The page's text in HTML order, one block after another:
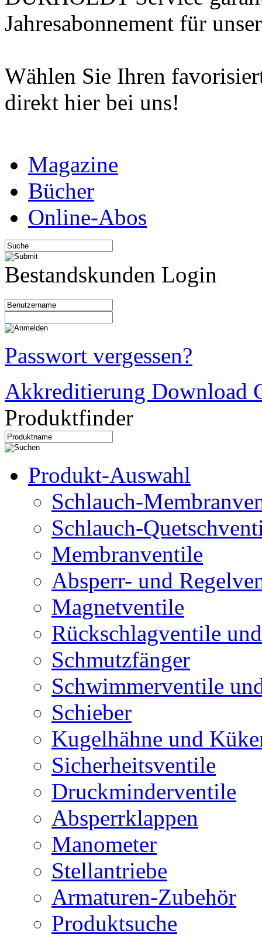
Jahresabonnement für
Wählen Sie Ihren
direkt hier bei uns!
Magazine
Bücher
Online-Abos
Bestandskunden Login
Passwort vergessen?
Akkreditierung Download
Produktfinder
Produkt-Auswahl
Schlauch-
Schlauch-
Membranventile
Absperr- und
Magnetventile
Rückschlagventile
Schmutzfänger
Schwimmerventile
Schieber
Kugelhähne und
Sicherheitsventile
Druckminderventile
Absperrklappen
Manometer
Stellantriebe
Armaturen-Zubehör
Produktsuche